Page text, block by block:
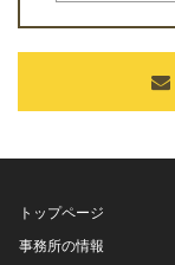
トップページ
事務所の情報